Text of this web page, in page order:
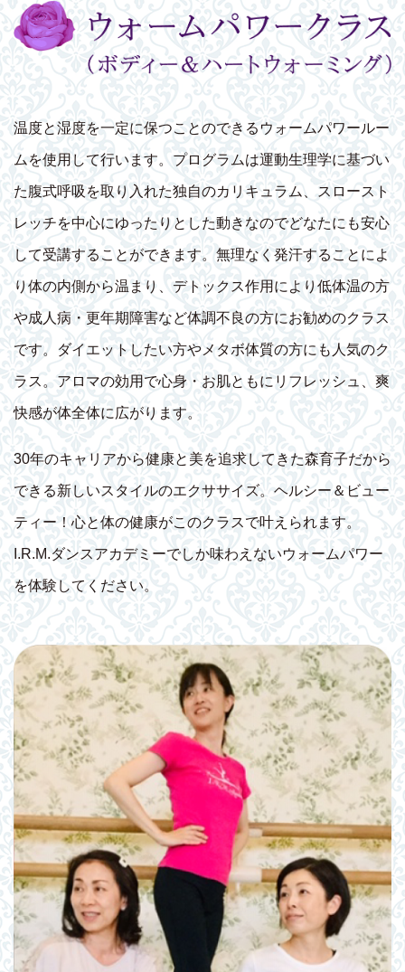
温度と湿度を一定に保つことのできるウォームパワールー
ムを使用して行います。プログラムは運動生理学に基づい
た腹式呼吸を取り入れた独自のカリキュラム、スロースト
レッチを中心にゆったりとした動きなのでどなたにも安心
して受講することができます。無理なく発汗することによ
り体の内側から温まり、デトックス作用により低体温の方
や成人病・更年期障害など体調不良の方にお勧めのクラス
です。ダイエットしたい方やメタボ体質の方にも人気のク
ラス。アロマの効用で心身・お肌ともにリフレッシュ、爽
快感が体全体に広がります。
30年のキャリアから健康と美を追求してきた森育子だから
できる新しいスタイルのエクササイズ。ヘルシー＆ビュー
ティー！心と体の健康がこのクラスで叶えられます。
I.R.M.ダンスアカデミーでしか味わえないウォームパワー
を体験してください。